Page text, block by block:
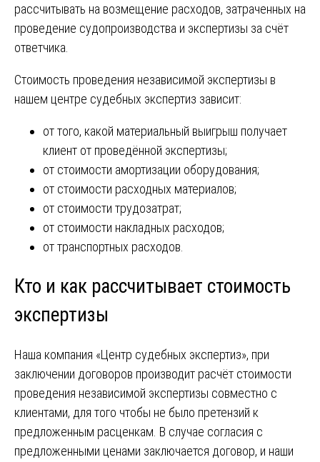
рассчитывать на возмещение расходов, затраченных на
проведение судопроизводства и экспертизы за счёт
ответчика.
Стоимость проведения независимой экспертизы в
нашем центре судебных экспертиз зависит:
от того, какой материальный выигрыш получает
клиент от проведённой экспертизы;
от стоимости амортизации оборудования;
от стоимости расходных материалов;
от стоимости трудозатрат;
от стоимости накладных расходов;
от транспортных расходов.
Кто и как рассчитывает стоимость
экспертизы
Наша компания «Центр судебных экспертиз», при
заключении договоров производит расчёт стоимости
проведения независимой экспертизы совместно с
клиентами, для того чтобы не было претензий к
предложенным расценкам. В случае согласия с
предложенными ценами заключается договор, и наши